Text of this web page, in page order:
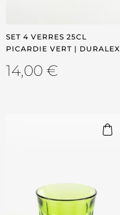
SET 4 VERRES 25CL
PICARDIE VERT | DURALEX
14,00 €